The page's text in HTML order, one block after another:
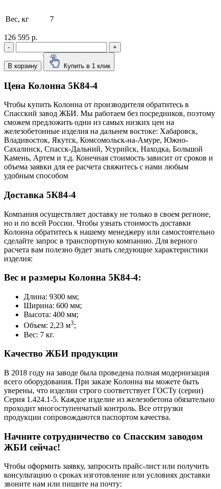
Вес, кг 7
126 595 р.
- +
В корзину Купить в 1 клик
Цена Колонна 5К84-4
Чтобы купить Колонна от производителя обратитесь в
Cпасский завод ЖБИ. Мы работаем без посредников, поэтому
сможем предложить одни из самых низких цен на
железобетонные изделия на дальнем востоке: Хабаровск,
Владивосток, Якутск, Комсомольск-на-Амуре, Южно-
Сахалинск, Спасск-Дальний, Усурийск, Находка, Большой
Камень, Артем и т.д. Конечная стоимость зависит от сроков и
объема заявки для ее расчета свяжитесь с нами любым
удобным способом
Доставка 5К84-4
Компания осуществляет доставку не только в своем регионе,
но и по всей России. Чтобы узнать стоимость доставки
Колонна обратитесь к нашему менеджеру или самостоятельно
сделайте запрос в транспортную компанию. Для верного
расчета вам полезно будет знать следующие характеристики
изделия:
Вес и размеры Колонна 5К84-4:
Длина: 9300 мм;
Ширина: 600 мм;
Высота: 400 мм;
Объем: 2,23 м3;
Вес: 7 кг.
Качество ЖБИ продукции
В 2018 году на заводе была проведена полная модернизация
всего оборудования. При заказе Колонна вы можете быть
уверены, что изделии строго соответствует ГОСТу (серии)
Серия 1.424.1-5. Каждое изделие из железобетона обязательно
проходит многоступенчатый контроль. Все отгрузки
продукции сопровождаются паспортом качества.
Начните сотрудничество со Cпасским заводом
ЖБИ сейчас!
Чтобы оформить заявку, запросить прайс-лист или получить
консультацию о сроках изготовление или условиях доставки
звоните нам или пишите на почту: